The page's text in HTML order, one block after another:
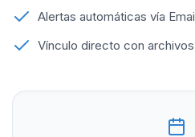
Alertas automáticas vía
Vínculo directo con